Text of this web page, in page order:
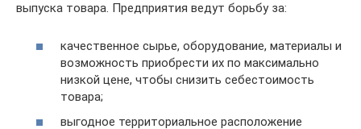
выпуска товара. Предприятия ведут борьбу за:
качественное сырье, оборудование, материалы и
возможность приобрести их по максимально
низкой цене, чтобы снизить себестоимость
товара;
выгодное территориальное расположение